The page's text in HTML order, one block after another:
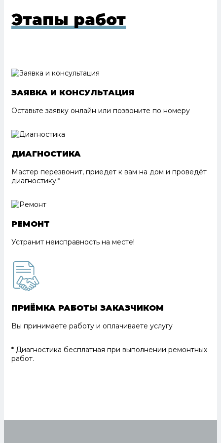
Этапы работ
ЗАЯВКА И КОНСУЛЬТАЦИЯ
Оставьте заявку онлайн или позвоните по номеру
ДИАГНОСТИКА
Мастер перезвонит, приедет к вам на дом и проведёт
диагностику.*
РЕМОНТ
Устранит неисправность на месте!
ПРИЁМКА РАБОТЫ ЗАКАЗЧИКОМ
Вы принимаете работу и оплачиваете услугу
* Диагностика бесплатная при выполнении ремонтных
работ.